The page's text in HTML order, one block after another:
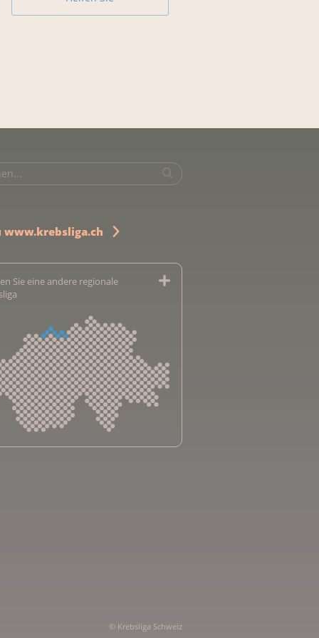
www.krebsliga.ch
Sie eine andere regionale
© Krebsliga Schweiz